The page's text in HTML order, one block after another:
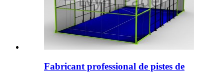
Fabricant professional de pistes de